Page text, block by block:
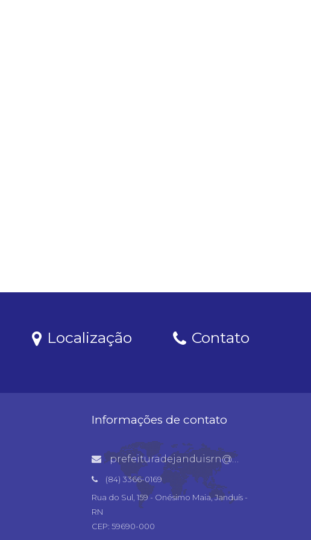
Localização Contato
Informações de contato
prefeituradejanduisrn@gmail.com
(84) 3366-0169
Rua do Sul, 159 - Onésimo Maia, Janduís -
RN
CEP: 59690-000